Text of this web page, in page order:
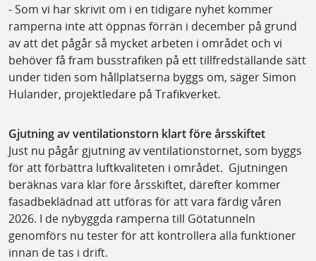
- Som vi har skrivit om i en tidigare nyhet kommer
ramperna inte att öppnas förrän i december på grund
av att det pågår så mycket arbeten i området och vi
behöver få fram busstrafiken på ett tillfredställande sätt
under tiden som hållplatserna byggs om, säger Simon
Hulander, projektledare på Trafikverket.
Gjutning av ventilationstorn klart före årsskiftet
Just nu pågår gjutning av ventilationstornet, som byggs
för att förbättra luftkvaliteten i området. Gjutningen
beräknas vara klar före årsskiftet, därefter kommer
fasadbeklädnad att utföras för att vara färdig våren
2026. I de nybyggda ramperna till Götatunneln
genomförs nu tester för att kontrollera alla funktioner
innan de tas i drift.